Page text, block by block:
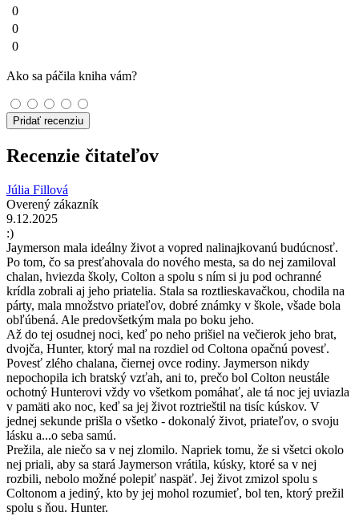
0
0
0
Ako sa páčila kniha vám?
Pridať recenziu
Recenzie čitateľov
Júlia Fillová
Overený zákazník
9.12.2025
:)
Jaymerson mala ideálny život a vopred nalinajkovanú budúcnosť.
Po tom, čo sa presťahovala do nového mesta, sa do nej zamiloval
chalan, hviezda školy, Colton a spolu s ním si ju pod ochranné
krídla zobrali aj jeho priatelia. Stala sa roztlieskavačkou, chodila na
párty, mala množstvo priateľov, dobré známky v škole, všade bola
obľúbená. Ale predovšetkým mala po boku jeho.
Až do tej osudnej noci, keď po neho prišiel na večierok jeho brat,
dvojča, Hunter, ktorý mal na rozdiel od Coltona opačnú povesť.
Povesť zlého chalana, čiernej ovce rodiny. Jaymerson nikdy
nepochopila ich bratský vzťah, ani to, prečo bol Colton neustále
ochotný Hunterovi vždy vo všetkom pomáhať, ale tá noc jej uviazla
v pamäti ako noc, keď sa jej život roztrieštil na tisíc kúskov. V
jednej sekunde prišla o všetko - dokonalý život, priateľov, o svoju
lásku a...o seba samú.
Prežila, ale niečo sa v nej zlomilo. Napriek tomu, že si všetci okolo
nej priali, aby sa stará Jaymerson vrátila, kúsky, ktoré sa v nej
rozbili, nebolo možné polepiť naspäť. Jej život zmizol spolu s
Coltonom a jediný, kto by jej mohol rozumieť, bol ten, ktorý prežil
spolu s ňou. Hunter.